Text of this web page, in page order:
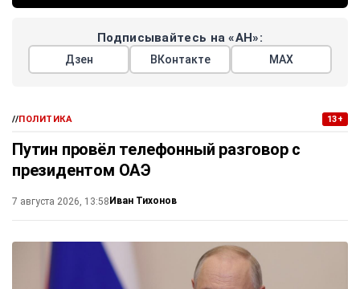
Подписывайтесь на «АН»:
Дзен ВКонтакте МАХ
//ПОЛИТИКА 13+
Путин провёл телефонный разговор с
президентом ОАЭ
7 августа 2026, 13:58 Иван Тихонов